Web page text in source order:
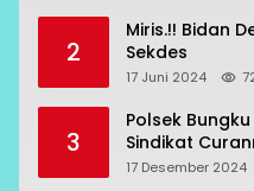
2
Miris.!! Bidan
Sekdes
17 Juni 2024
3
Polsek
Sindikat
Beraksi di 7
17 Desember 2024